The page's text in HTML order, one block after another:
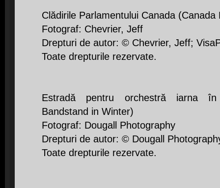
Clădirile Parlamentului Canada (Canada
Fotograf: Chevrier, Jeff
Drepturi de autor: © Chevrier, Jeff;
Toate drepturile rezervate.
Estradă pentru orchestră iarna în
Bandstand in Winter)
Fotograf: Dougall Photography
Drepturi de autor: © Dougall
Toate drepturile rezervate.